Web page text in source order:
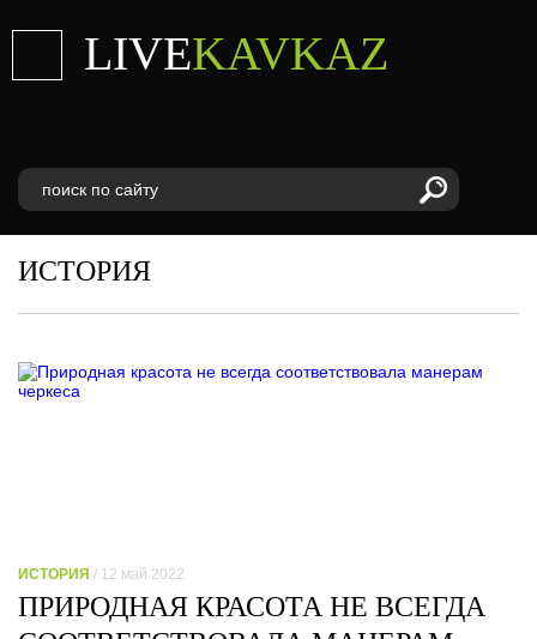
LIVEKAVKAZ
ИСТОРИЯ
ИСТОРИЯ / 12 май 2022
ПРИРОДНАЯ КРАСОТА НЕ ВСЕГДА